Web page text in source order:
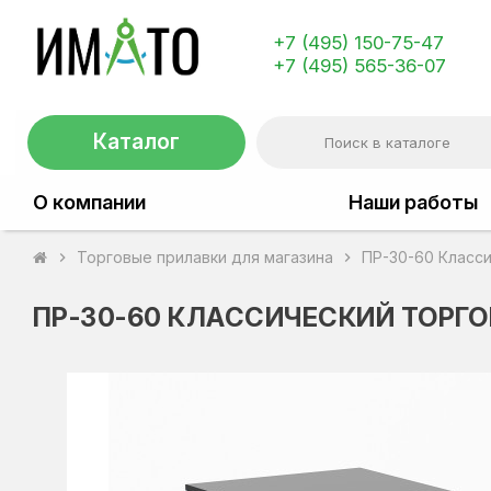
+7 (495) 150-75-47
+7 (495) 565-36-07
Каталог
О компании Наши работы
chevron_right Торговые прилавки для магазина chevron_right ПР-30-60
ПР-30-60 КЛАССИЧЕСКИЙ